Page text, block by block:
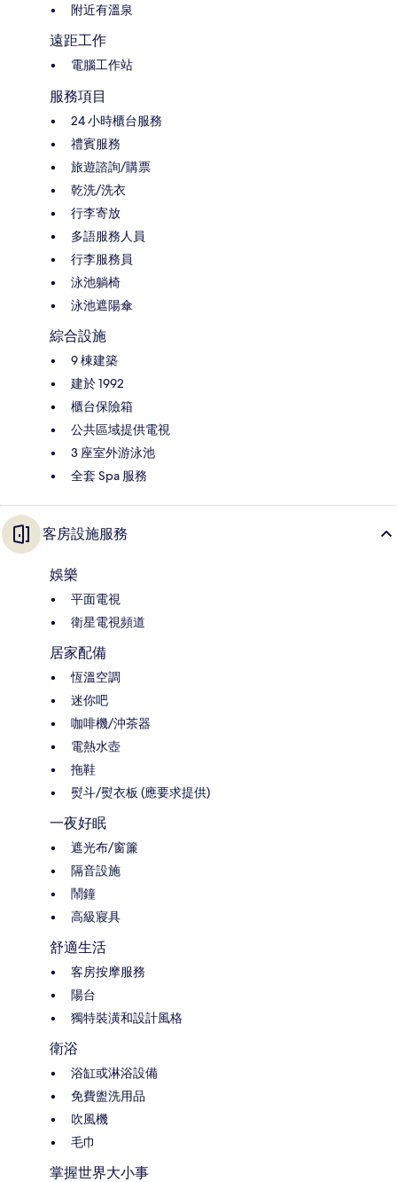
附近有溫泉
遠距工作
電腦工作站
服務項目
24 小時櫃台服務
禮賓服務
旅遊諮詢/購票
乾洗/洗衣
行李寄放
多語服務人員
行李服務員
泳池躺椅
泳池遮陽傘
綜合設施
9 棟建築
建於 1992
櫃台保險箱
公共區域提供電視
3 座室外游泳池
全套 Spa 服務
客房設施服務
娛樂
平面電視
衛星電視頻道
居家配備
恆溫空調
迷你吧
咖啡機/沖茶器
電熱水壺
拖鞋
熨斗/熨衣板 (應要求提供)
一夜好眠
遮光布/窗簾
隔音設施
鬧鐘
高級寢具
舒適生活
客房按摩服務
陽台
獨特裝潢和設計風格
衛浴
浴缸或淋浴設備
免費盥洗用品
吹風機
毛巾
掌握世界大小事